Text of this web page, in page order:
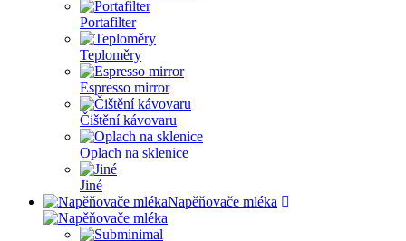
Portafilter
Teploměry
Espresso mirror
Čištění kávovaru
Oplach na sklenice
Jiné
Napěňovače mléka